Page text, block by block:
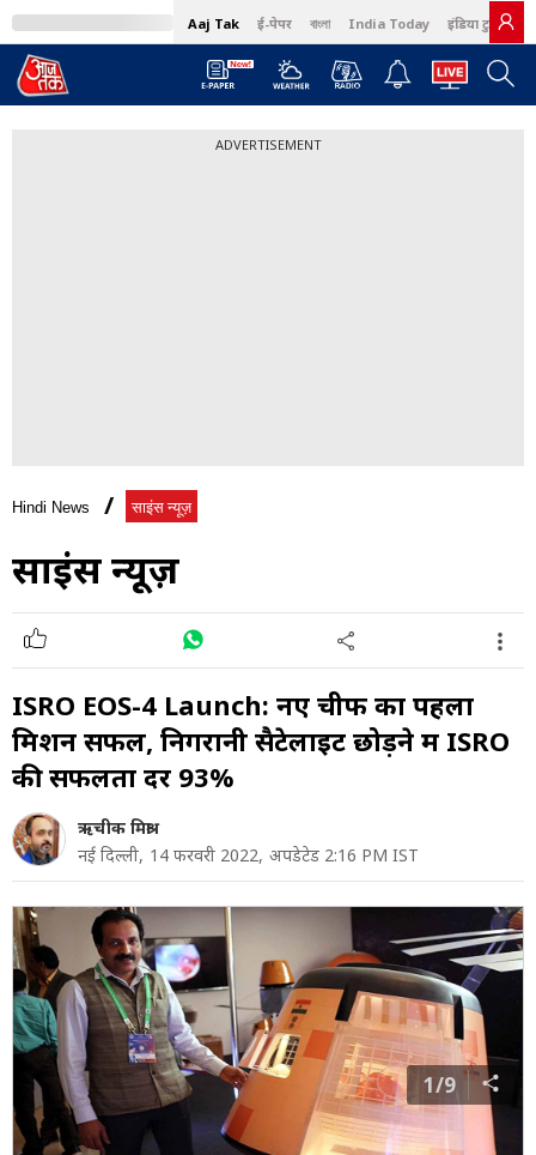
Aaj Tak ई-पेपर বাংলা India Today इंडिया टुडे हिंदी
ADVERTISEMENT
Hindi News साइंस न्यूज़
साइंस न्यूज़
ISRO EOS-4 Launch: नए चीफ का पहला
मिशन सफल, निगरानी सैटेलाइट छोड़ने में ISRO
की सफलता दर 93%
ऋचीक मिश्रा
नई दिल्ली, 14 फरवरी 2022, अपडेटेड 2:16 PM IST
1/9